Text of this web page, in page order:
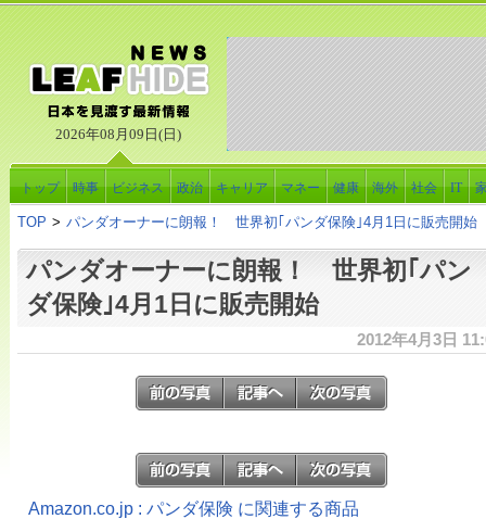
2026年08月09日(日)
トップ 時事 ビジネス 政治 キャリア マネー 健康 海外 社会 IT
TOP > パンダオーナーに朗報！ 世界初｢パンダ保険｣4月1日に販売開始
パンダオーナーに朗報！ 世界初｢パン
ダ保険｣4月1日に販売開始
2012年4月3日
Amazon.co.jp : パンダ保険 に関連する商品